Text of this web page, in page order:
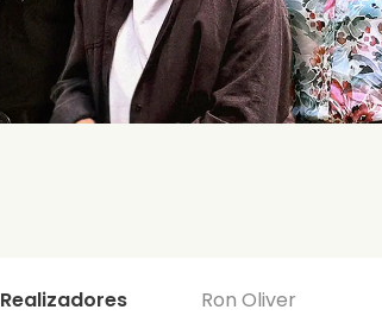
Realizadores
Ron Oliver